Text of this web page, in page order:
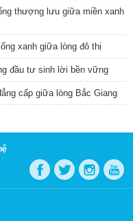
thượng lưu giữa miền xanh
xanh giữa lòng đô thị
đầu tư sinh lời bền vững
cấp giữa lòng Bắc Giang